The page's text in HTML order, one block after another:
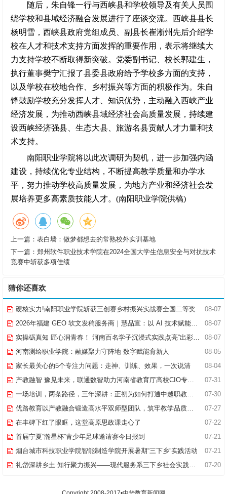
随后，朱自锋一行与西峡县和学校领导及有关人员围
绕学校和县域经济融合发展进行了座谈交流。西峡县县长
杨明雪，西峡县政府党组成员、副县长崔淅州先后介绍学
校在人才和技术支持方面发挥的重要作用，表示将继续大
力支持学校不断取得新突破。党委副书记、校长郭建生，
执行董事樊宁汇报了县委县政府给予学校多方面的支持，
以及学校在校地合作、乡村振兴等方面的积极作为。朱自
锋鼓励学校充分发挥人才、知识优势，主动融入西峡产业
经济发展，为推动西峡县域经济社会高质量发展，持续建
设西峡经济强县、生态大县、旅游名县贡献人才力量和技
术支持。
南阳职业学院将以此次调研为契机，进一步加强内涵
建设，持续优化专业结构，不断提高教学质量和办学水
平，努力推动学校高质量发展，为地方产业和经济社会发
展培养更多高素质技能人才。(南阳职业学院供稿)
上一篇： 表白墙：做梦都想去的常熟校外实训基地
下一篇： 郑州软件职业技术学院在2024全国大学生信息安全与对抗技术
竞赛中斩获多项佳绩
猜你还喜欢
08-07
硬核实力!南阳职业学院斩获三创赛乡村振兴实战赛全国二等奖
08-07
2026年福建 GEO 软文发稿服务商｜慧品宣：以 AI 技术赋能品牌全域传播
08-07
实操砺真知 匠心润青春！ 河南百名学子沉浸式实践点亮“出彩中原”实践路
08-05
河南测绘职业学院：融媒聚力守阵地 数字赋能育新人
08-04
家长最关心的5个专注力问题：走神、训练、效果，一次说清
07-31
产教融智 豫见未来，联通数智助力河南省教育厅高校CIO专题研究班共探AI赋能高等教育新路径
07-30
一场培训，两条路径，三年深耕：正初为如何打通中越职教合作的“最后一公里”
07-27
优路教育以产教融合锻造高水平双师型团队，筑牢教学品质基石
07-22
在丰碑下红了眼眶，这堂高原思政课走心了
07-21
首届宁夏“瀚星杯”青少年足球邀请赛今日报到
07-21
烟台城市科技职业学院智能制造学院开展暑期“三下乡”实践活动
07-20
礼岱深耕乡土 知行聚力振兴——现代服务系三下乡社会实践综述